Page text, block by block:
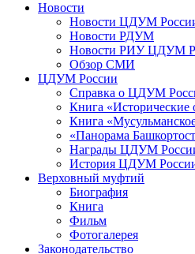
Новости
Новости ЦДУМ
Новости РДУМ
Новости РИУ ЦДУМ
Обзор СМИ
ЦДУМ России
Справка о ЦДУМ
Книга «Исторические
Книга
«Панорама
Награды ЦДУМ
История ЦДУМ
Верховный муфтий
Биография
Книга
Фильм
Фотогалерея
Законодательство